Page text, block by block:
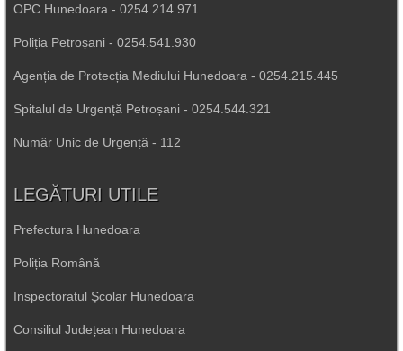
OPC Hunedoara - 0254.214.971
Poliția Petroșani - 0254.541.930
Agenția de Protecția Mediului Hunedoara - 0254.215.445
Spitalul de Urgență Petroșani - 0254.544.321
Număr Unic de Urgență - 112
LEGĂTURI UTILE
Prefectura Hunedoara
Poliția Română
Inspectoratul Școlar Hunedoara
Consiliul Județean Hunedoara